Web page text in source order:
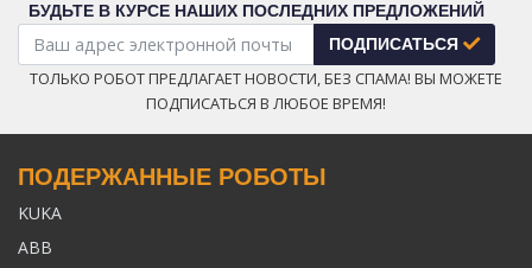
БУДЬТЕ В КУРСЕ НАШИХ ПОСЛЕДНИХ ПРЕДЛОЖЕНИЙ
ПОДПИСАТЬСЯ
ТОЛЬКО РОБОТ ПРЕДЛАГАЕТ НОВОСТИ, БЕЗ СПАМА! ВЫ МОЖЕТЕ
ПОДПИСАТЬСЯ В ЛЮБОЕ ВРЕМЯ!
ПОДЕРЖАННЫЕ РОБОТЫ
KUKA
ABB